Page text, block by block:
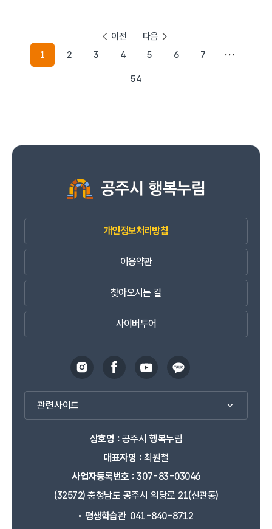
이전
1
2 3 4 5 6 7
54
다음
개인정보처리방침
이용약관
찾아오시는 길
사이버투어
관련사이트
상호명 :공주시 행복누림
대표자명 :최원철
사업자등록번호 :307-83-03046
(32572) 충청남도 공주시 의당로 21(신관동)
평생학습관 041-840-8712